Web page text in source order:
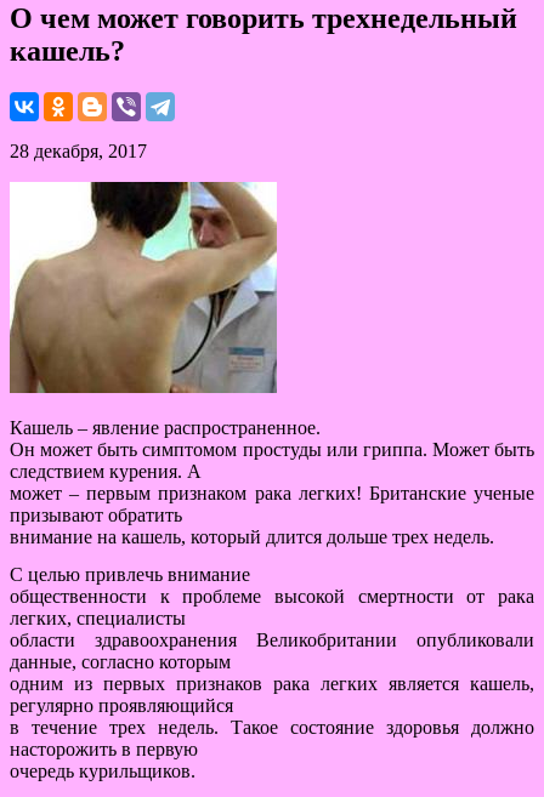
О чем может говорить трехнедельный
кашель?
28 декабря, 2017
Кашель – явление распространенное.
Он может быть симптомом простуды или гриппа. Может быть
следствием курения. А
может – первым признаком рака легких! Британские ученые
призывают обратить
внимание на кашель, который длится дольше трех недель.
С целью привлечь внимание
общественности к проблеме высокой смертности от рака
легких, специалисты
области здравоохранения Великобритании опубликовали
данные, согласно которым
одним из первых признаков рака легких является кашель,
регулярно проявляющийся
в течение трех недель. Такое состояние здоровья должно
насторожить в первую
очередь курильщиков.